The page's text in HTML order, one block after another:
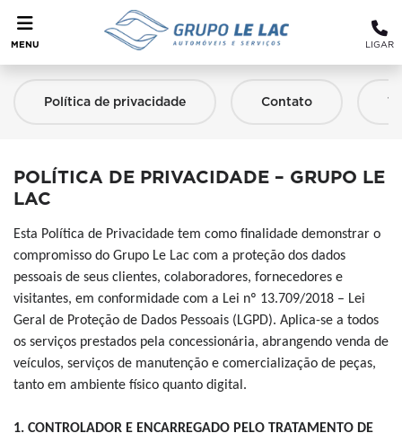
MENU LIGAR
Contato
Política de privacidade
POLÍTICA DE PRIVACIDADE – GRUPO LE
LAC
Esta Política de Privacidade tem como finalidade demonstrar o
compromisso do Grupo Le Lac com a proteção dos dados
pessoais de seus clientes, colaboradores, fornecedores e
visitantes, em conformidade com a Lei nº 13.709/2018 – Lei
Geral de Proteção de Dados Pessoais (LGPD). Aplica-se a todos
os serviços prestados pela concessionária, abrangendo venda de
veículos, serviços de manutenção e comercialização de peças,
tanto em ambiente físico quanto digital.
1. CONTROLADOR E ENCARREGADO PELO TRATAMENTO DE